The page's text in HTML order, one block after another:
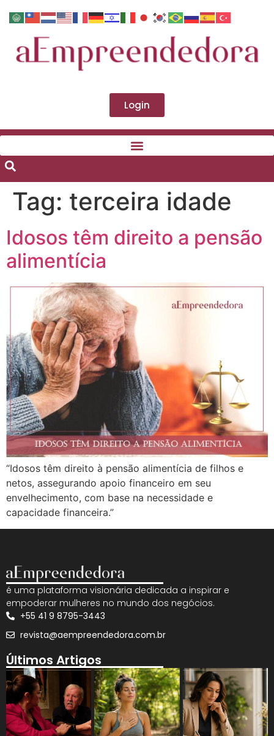
Login
Tag: terceira idade
Idosos têm direito a pensão
alimentícia
“Idosos têm direito à pensão alimentícia de filhos e
netos, assegurando apoio financeiro em seu
envelhecimento, com base na necessidade e
capacidade financeira.”
é uma plataforma visionária dedicada a inspirar e
empoderar mulheres no mundo dos negócios.
+55 41 9 8795-3443
revista@aempreendedora.com.br
Últimos Artigos